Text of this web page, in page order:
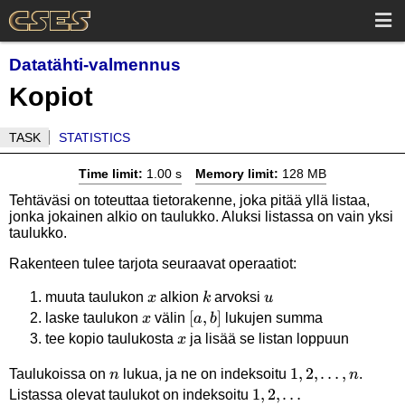
Datatähti-valmennus
Kopiot
TASK STATISTICS
Time limit: 1.00 s Memory limit: 128 MB
Tehtäväsi on toteuttaa tietorakenne, joka pitää yllä listaa,
jonka jokainen alkio on taulukko. Aluksi listassa on vain yksi
taulukko.
Rakenteen tulee tarjota seuraavat operaatiot:
muuta taulukon x
xalkion k
k arvoksiu
u
laske taulukon x
xvälin [a,b]
[a, b]
lukujen summa
tee kopio taulukosta x
xja lisää se listan loppuun
Taulukoissa on n
nlukua, ja ne on indeksoitu 1,2,\ldots,n
1, 2,… , n.
Listassa olevat taulukot on indeksoitu 1,2,\ldots
1, 2,…